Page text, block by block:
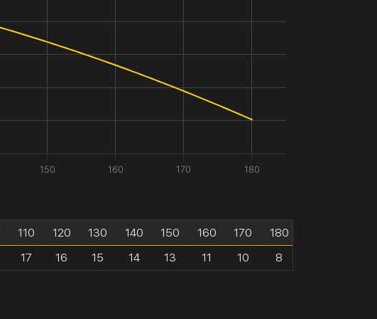
150 160 170 180
110
17
120
16
130
15
140
14
150
13
160
11
170
10
180
8